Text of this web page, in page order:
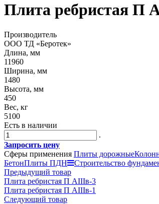
Плита ребристая П
Производитель
ООО ТД «Беротек»
Длина, мм
11960
Ширина, мм
1480
Высота, мм
450
Вес, кг
5100
Есть в наличии
.
Запросить цену
Сферы применения Плиты дорожные
БетонПлиты ПДН Строительство
Предыдущий товар
Плита ребристая П АIIIв-3
Плита ребристая П АIIIв-1
Следующий товар